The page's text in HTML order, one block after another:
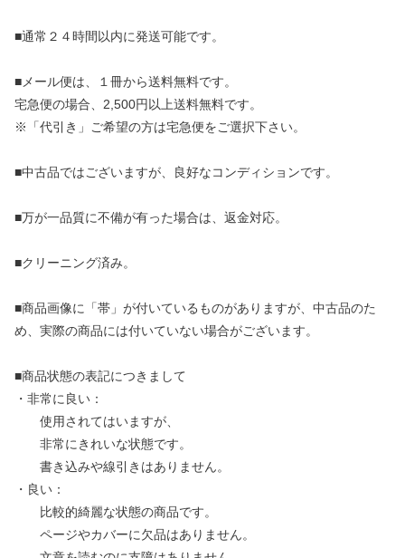
■通常２４時間以内に発送可能です。
■メール便は、１冊から送料無料です。
宅急便の場合、2,500円以上送料無料です。
※「代引き」ご希望の方は宅急便をご選択下さい。
■中古品ではございますが、良好なコンディションです。
■万が一品質に不備が有った場合は、返金対応。
■クリーニング済み。
■商品画像に「帯」が付いているものがありますが、中古品のた
め、実際の商品には付いていない場合がございます。
■商品状態の表記につきまして
・非常に良い：
使用されてはいますが、
非常にきれいな状態です。
書き込みや線引きはありません。
・良い：
比較的綺麗な状態の商品です。
ページやカバーに欠品はありません。